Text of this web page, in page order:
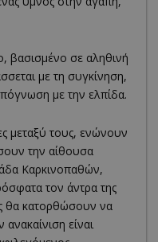
βασισμένο σε αληθινή
με τη συγκίνηση,
με την ελπίδα.
μεταξύ τους, ενώνουν
την αίθουσα
Καρκινοπαθών,
τον άντρα της
θα κατορθώσουν να
είναι